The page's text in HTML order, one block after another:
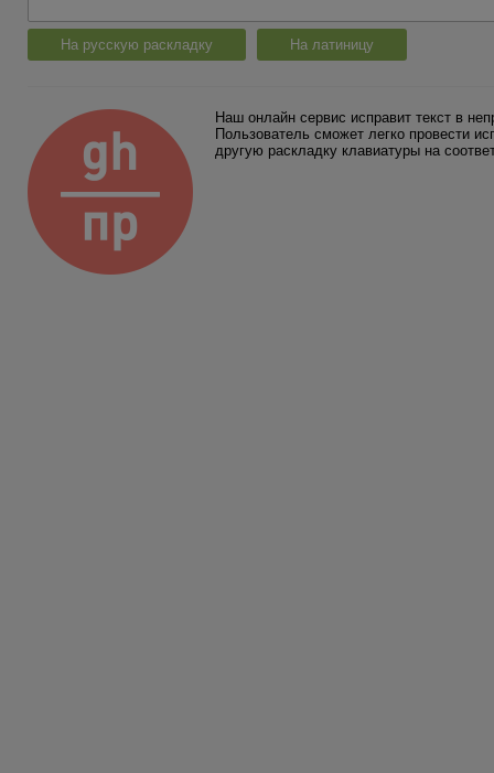
На русскую раскладку На латиницу
Наш онлайн сервис исправит текст в
Пользователь сможет легко провести
другую раскладку клавиатуры на